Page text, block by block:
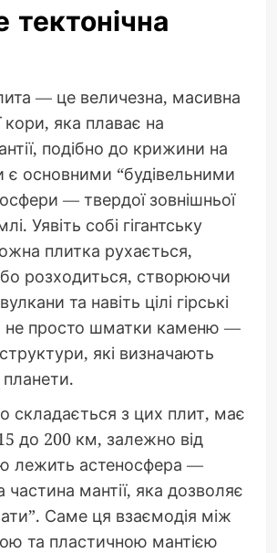
— це величезна, масивна
яка плаває на
подібно до крижини на
є основними “будівельними
— твердої зовнішньої
Уявіть собі гігантську
плитка рухається,
розходиться, створюючи
та навіть цілі гірські
не просто шматки каменю —
які визначають
складається з цих плит, має
до 200 км, залежно від
лежить астеносфера —
частина мантії, яка дозволяє
Саме ця взаємодія між
та пластичною мантією